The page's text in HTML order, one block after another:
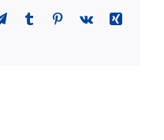
TelegramTumblr Pinterest
Vk
Xing